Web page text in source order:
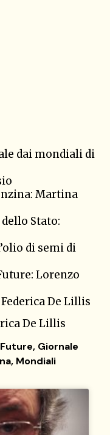
dai mondiali di
Martina
Stato:
di semi di
Lorenzo
De Lillis
De Lillis
, Giornale
, Mondiali